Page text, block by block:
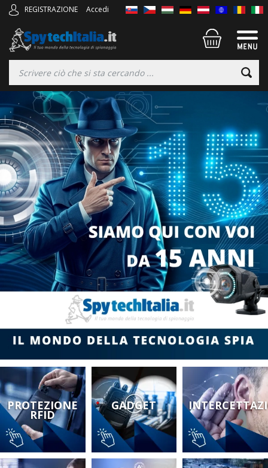
REGISTRAZIONE Accedi
PROTEZIONE
RFID
GADGET